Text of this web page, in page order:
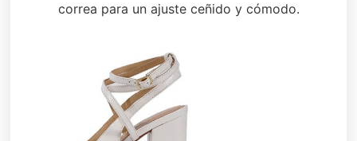
correa para un ajuste ceñido y cómodo.